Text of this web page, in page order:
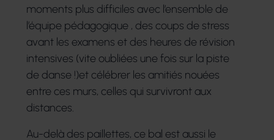
moments plus difficiles avec l’ensemble de
l’équipe pédagogique , des coups de stress
avant les examens et des heures de révision
intensives (vite oubliées une fois sur la piste
de danse !)et célébrer les amitiés nouées
entre ces murs, celles qui survivront aux
distances.
Au-delà des paillettes, ce bal est aussi le